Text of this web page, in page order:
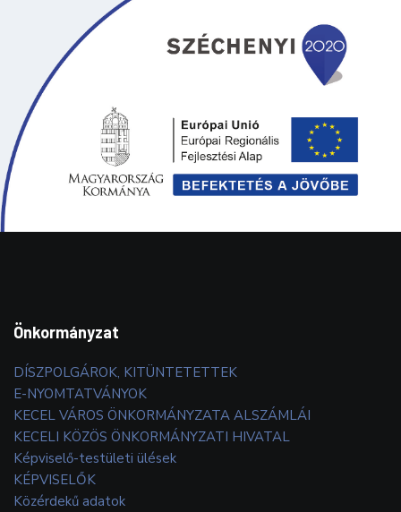
Önkormányzat
DÍSZPOLGÁROK, KITÜNTETETTEK
E-NYOMTATVÁNYOK
KECEL VÁROS ÖNKORMÁNYZATA ALSZÁMLÁI
KECELI KÖZÖS ÖNKORMÁNYZATI HIVATAL
Képviselő-testületi ülések
KÉPVISELŐK
Közérdekű adatok